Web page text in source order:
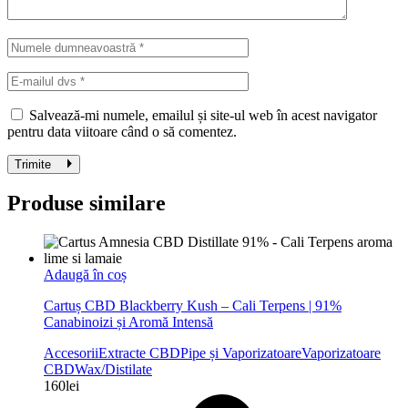
Salvează-mi numele, emailul și site-ul web în acest navigator
pentru data viitoare când o să comentez.
Trimite
Produse similare
Adaugă în coș
Cartuș CBD Blackberry Kush – Cali Terpens | 91%
Canabinoizi și Aromă Intensă
AccesoriiExtracte CBDPipe și VaporizatoareVaporizatoare
CBDWax/Distilate
160lei